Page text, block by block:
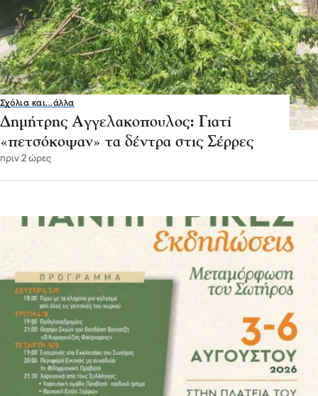
Σχόλια και...άλλα
Δημήτρης Αγγελακοπουλος: Γιατί
«πετσόκοψαν» τα δέντρα στις Σέρρες
πριν 2 ώρες